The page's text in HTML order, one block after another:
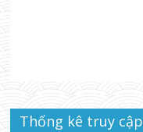
Thống kê truy cập